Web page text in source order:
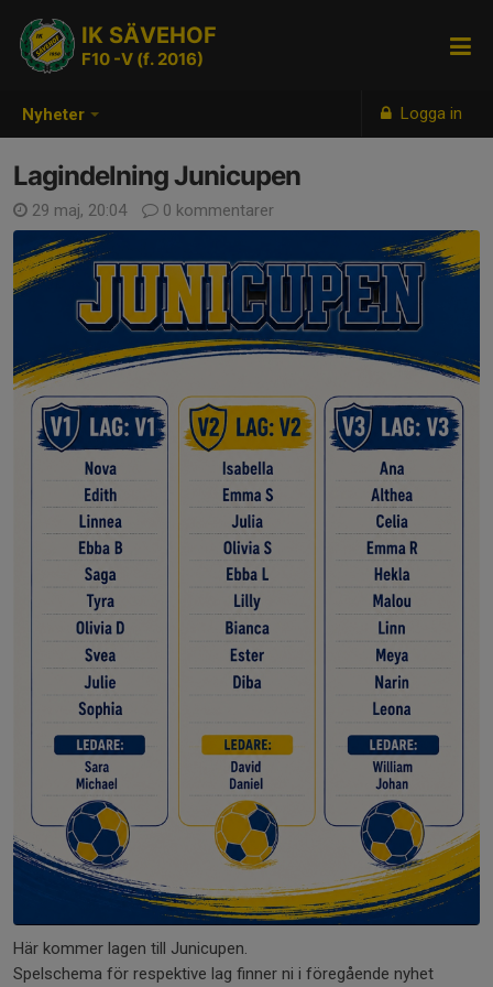
Nyheter Logga in
IK SÄVEHOF
F10 -V (f. 2016)
Lagindelning Junicupen
29 maj, 20:04 0 kommentarer
Här kommer lagen till Junicupen.
Spelschema för respektive lag finner ni i föregående nyhet